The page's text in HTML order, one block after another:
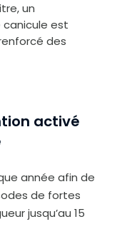
un
est
des
activé
année afin de
de fortes
jusqu’au 15